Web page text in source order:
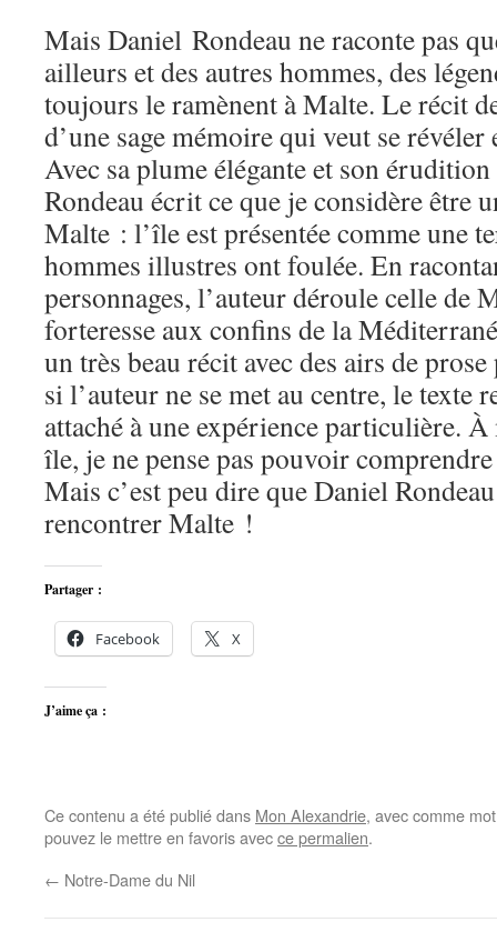
Mais Daniel Rondeau ne raconte pas
ailleurs et des autres hommes, des
toujours le ramènent à Malte. Le récit
d’une sage mémoire qui veut se
Avec sa plume élégante et son
Rondeau écrit ce que je considère être
Malte : l’île est présentée comme une
hommes illustres ont foulée. En
personnages, l’auteur déroule celle de
forteresse aux confins de la
un très beau récit avec des airs de
si l’auteur ne se met au centre, le texte
attaché à une expérience particulière.
île, je ne pense pas pouvoir
Mais c’est peu dire que Daniel
rencontrer Malte !
Partager :
Facebook X
J’aime ça :
Ce contenu a été publié dans Mon Alexandrie, avec comme
pouvez le mettre en favoris avecce permalien.
← Notre-Dame du Nil